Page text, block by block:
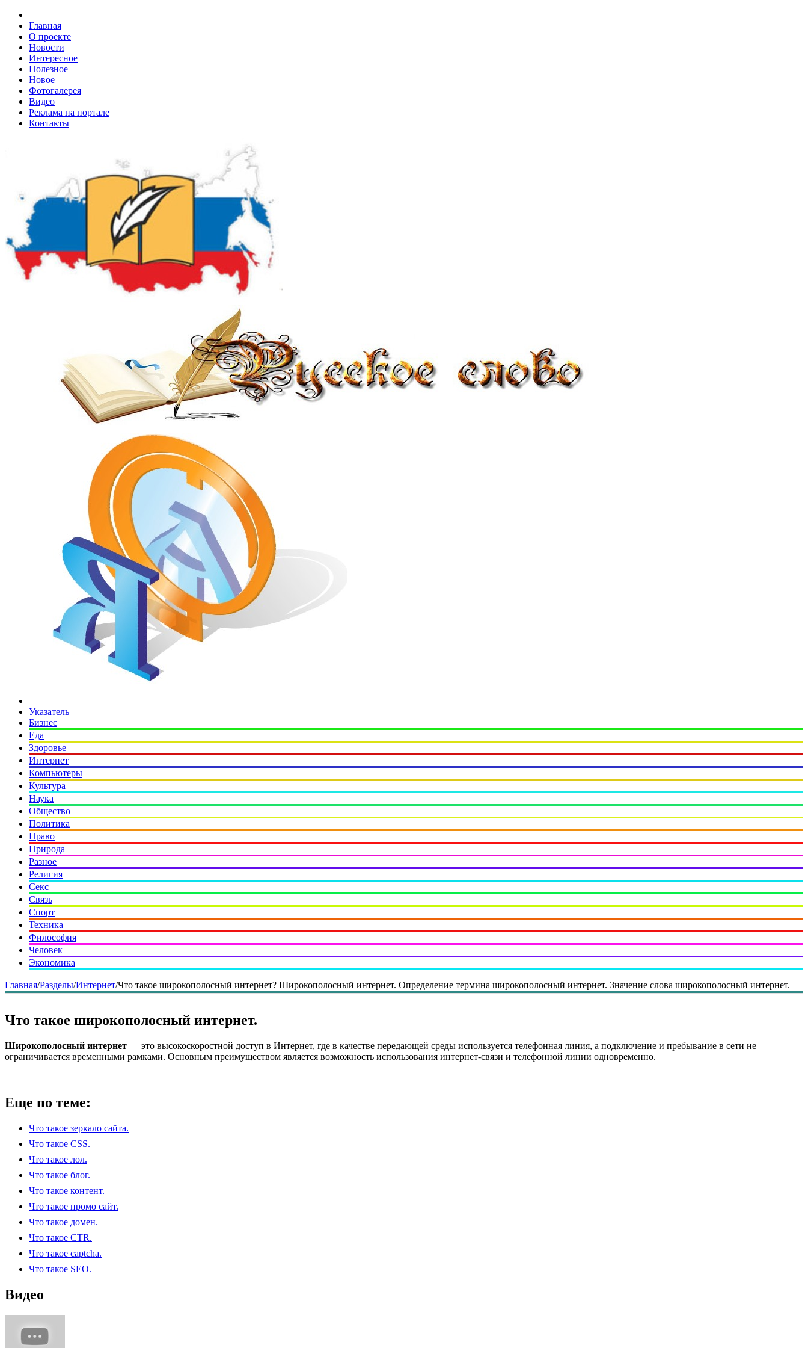
Главная
О проекте
Новости
Интересное
Полезное
Новое
Фотогалерея
Видео
Реклама на портале
Контакты
Указатель
Бизнес
Еда
Здоровье
Интернет
Компьютеры
Культура
Наука
Общество
Политика
Право
Природа
Разное
Религия
Секс
Связь
Спорт
Техника
Философия
Человек
Экономика
Главная/Разделы/Интернет/Что такое широкополосный интернет? Широкополосный интернет. Определение термина широкополосный интернет. Значение слова широкополосный интернет.
Что такое широкополосный интернет.
Широкополосный интернет — это высокоскоростной доступ в Интернет, где в качестве передающей среды используется телефонная линия, а подключение и пребывание в сети не
ограничивается временными рамками. Основным преимуществом является возможность использования интернет-связи и телефонной линии одновременно.
Еще по теме:
Что такое зеркало сайта.
Что такое CSS.
Что такое лол.
Что такое блог.
Что такое контент.
Что такое промо сайт.
Что такое домен.
Что такое CTR.
Что такое captcha.
Что такое SEO.
Видео